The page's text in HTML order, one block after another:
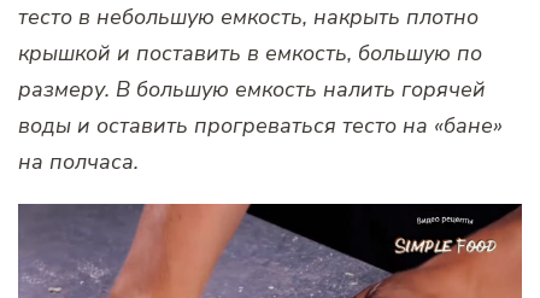
тесто в небольшую емкость, накрыть плотно
крышкой и поставить в емкость, большую по
размеру. В большую емкость налить горячей
воды и оставить прогреваться тесто на «бане»
на полчаса.